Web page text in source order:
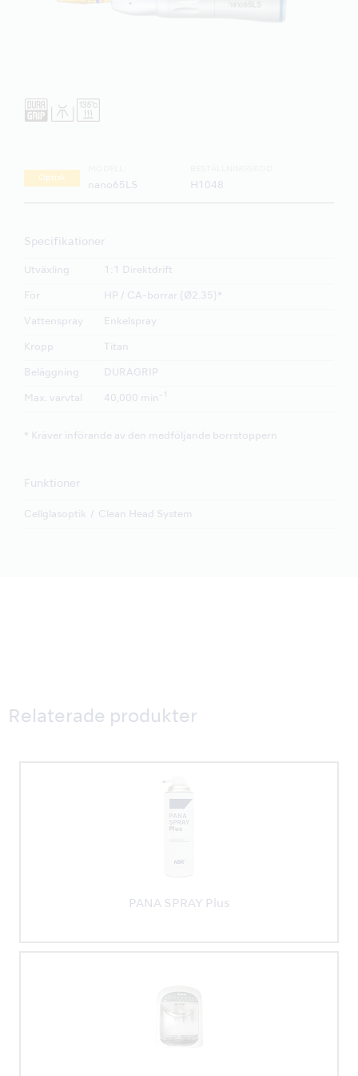
Optisk
nano65LS H1048
Specifikationer
Utväxling 1:1 Direktdrift
För HP / CA-borrar (Ø2.35)*
Vattenspray Enkelspray
Kropp Titan
Beläggning DURAGRIP
Max. varvtal 40,000 min -1
* Kräver införande av den medföljande borrstoppern
Funktioner
Cellglasoptik Clean Head System
Relaterade produkter
PANA SPRAY Plus